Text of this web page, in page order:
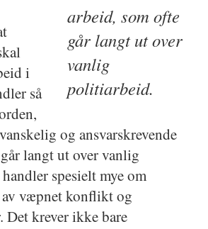
arbeid, som ofte
går langt ut over
vanlig
politiarbeid.
i
så
og ansvarskrevende
langt ut over vanlig
spesielt mye om
væpnet konflikt og
krever ikke bare